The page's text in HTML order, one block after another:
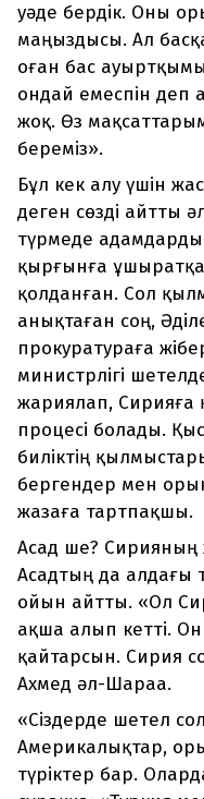
уәде бердік. Оны
маңыздысы. Ал
оған бас
ондай емеспін деп
жоқ. Өз
береміз».
Бұл кек алу үшін
деген сөзді айтты
түрмеде адамдарды
қырғынға
қолданған. Сол
анықтаған соң,
прокуратураға
министрлігі
жариялап, Сирияға
процесі болады.
биліктің
бергендер мен
жазаға тартпақшы.
Асад ше?
Асадтың да алдағы
ойын айтты. «Ол
ақша алып кетті.
қайтарсын. Сирия
Ахмед әл-Шараа.
«Сіздерде шетел
Америкалықтар,
түріктер бар.